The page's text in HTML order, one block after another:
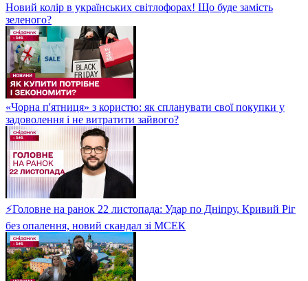
Новий колір в українських світлофорах! Що буде замість
зеленого?
«Чорна п'ятниця» з користю: як спланувати свої покупки у
задоволення і не витратити зайвого?
⚡Головне на ранок 22 листопада: Удар по Дніпру, Кривий Ріг
без опалення, новий скандал зі МСЕК